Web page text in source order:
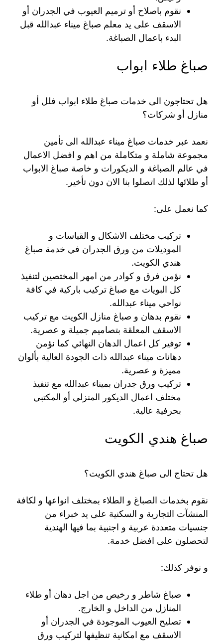
نقوم باصلاح أو ترميم العيوب في الجدران أو
الاسقف على يد معلم صباغ ميناء عبدالله قبل
البدء باعمال الصباغة.
صباغ طلاء ابواب
هل تحتاجون الى خدمات صباغ طلاء ابواب فلل أو
منازل أو شركات؟
نعمد عبر خدمات صباغ ميناء عبدالله الى تأمين
مجموعة شاملة و متكاملة من اهم و افضل الاعمال
في عالم الصباغة و الديكورات و خاصة صباغ الابواب
أو طلائها لذلك اتصلوا بنا الان دون تأخير.
كما نعمل على:
تركيب مختلف الاشكال و القياسات و
الموديلات من ورق الجدران في خدمة صباغ
هندي الكويت.
نؤمن فرق و كوادر من امهر المختصين لتنفيذ
كل البويات مع صباغ تركيب باركية في كافة
نواحي ميناء عبدالله.
نقوم بدهان و صباغ منازل الكويت مع تركيب
الاسقف المعلقة بتصاميم جميلة و عصرية.
توفير كل اعمال الدهان النهائي كما نؤمن
دهانات ميناء عبدالله ذات الجودة العالية بألوان
مميزة و عصرية.
تركيب ورق جدران بميناء عبدالله مع تنفيذ
مختلف اعمال الديكور المنزلي أو المكتبي
بحرفية عالية.
صباغ هندي الكويت
هل تحتاج الى صباغ هندي الكويت؟
نقوم بخدمات الصباغ و الطلاء بمختلف انواعها و لكافة
المنشآت التجارية و السكنية على يد خبراء من
جنسيات متعددة عربية و اجنبية بما فيها الهندية
لتحصلون على افضل خدمة.
و نوفر كذلك:
صباغ شاطر و رخيص من اجل دهان أو طلاء
المنازل من الداخل و الخارج.
تصليح العيوب الموجودة في الجدران أو
الاسقف مع امكانية تنظيفها لتركيب ورق